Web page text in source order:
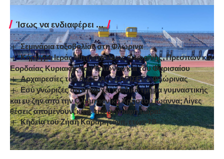
Ίσως να ενδιαφέρει ...
Σεμινάρια τοξοβολίας στη Φλώρινα
Κήρυγμα Ιεράς Μητροπόλεως Φλωρίνης, Πρεσπών και
Εορδαίας Κυριακής του Τελώνου και του Φαρισαίου
Αρχαιρεσίες του Α.Σ.Ε.Α. « ΣΑΡΙΣΕΣ » Φλώρινας
Εσύ γνώριζες ότι υπάρχει παιδικό τμήμα γυμναστικής
και ευ ζην από την Ολυμπιονίκη Χρήστου Ιωάννα; Λίγες
θέσεις απομένουν, κάνε την εγγραφή τώρα!
Κηδεία του Ζήση Καραμητάνη, ετών 78